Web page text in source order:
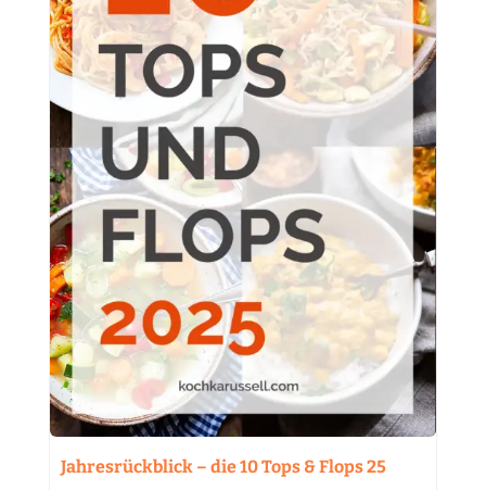
Jahresrückblick – die 10 Tops & Flops 25